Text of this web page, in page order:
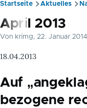
Pfadnavigation
Startseite Aktuelles
April 2013
Von krimg, 22. Januar 2014
18.04.2013
Auf
bezogene